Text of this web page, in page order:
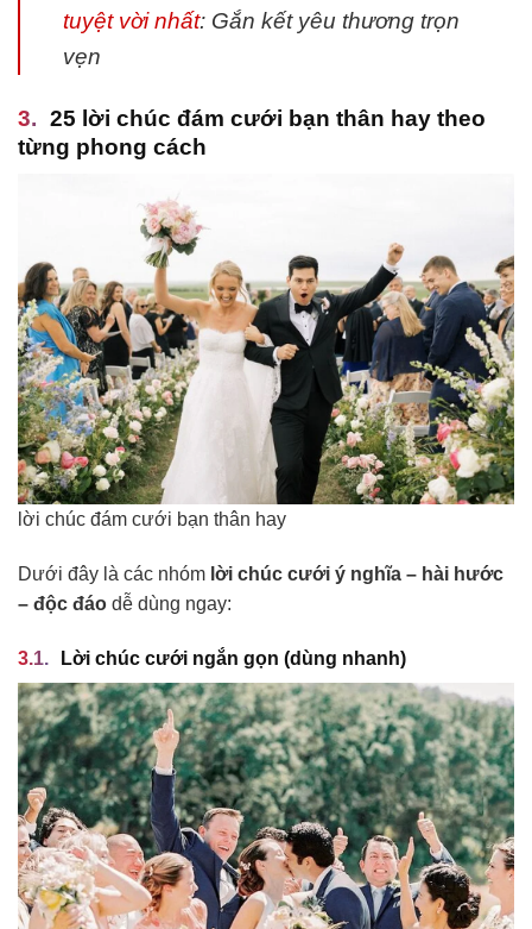
tuyệt vời nhất: Gắn kết yêu thương trọn
vẹn
25 lời chúc đám cưới bạn thân hay theo
từng phong cách
lời chúc đám cưới bạn thân hay
Dưới đây là các nhóm lời chúc cưới ý nghĩa – hài hước
– độc đáo dễ dùng ngay:
Lời chúc cưới ngắn gọn (dùng nhanh)